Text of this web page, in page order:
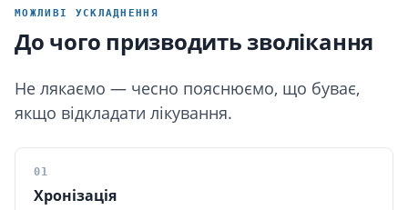
МОЖЛИВІ УСКЛАДНЕННЯ
До чого призводить зволікання
Не лякаємо — чесно пояснюємо, що буває,
якщо відкладати лікування.
01
Хронізація